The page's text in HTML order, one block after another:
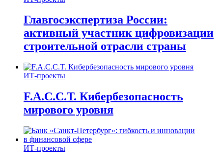
Главгосэкспертиза России:
активный участник цифровизации
строительной отрасли страны
ИТ-проекты
F.A.C.C.T. Кибербезопасность
мирового уровня
ИТ-проекты